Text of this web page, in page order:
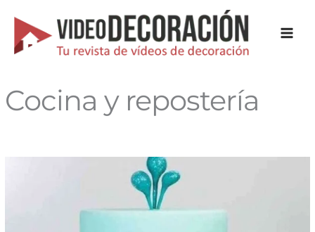
contenido
Cocina y repostería